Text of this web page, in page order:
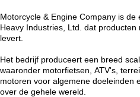
Motorcycle & Engine Company is
Heavy Industries, Ltd. dat
levert.
Het bedrijf produceert een breed
waaronder motorfietsen, ATV's,
motoren voor algemene doeleinden
over de gehele wereld.